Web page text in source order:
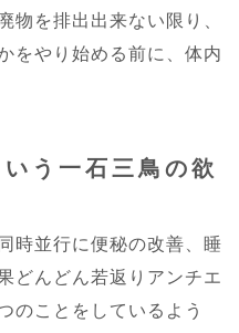
物を排出出来ない限り、
をやり始める前に、体内
う一石三鳥の欲
時並行に便秘の改善、睡
どんどん若返りアンチエ
のことをしているよう